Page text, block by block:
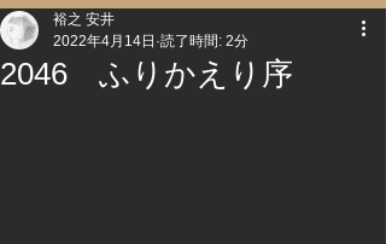
2046 ふりかえり序
裕之 安井
2022年4月14日 読了時間: 2分